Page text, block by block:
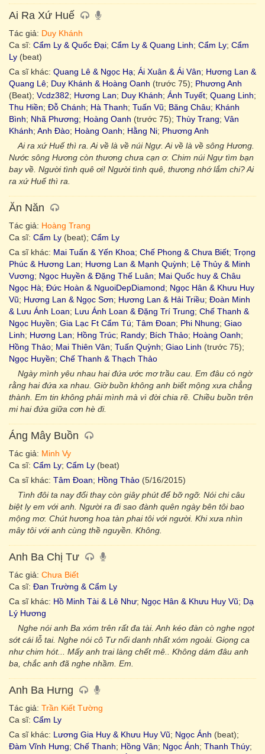
Ai Ra Xứ Huế
Tác giả: Duy Khánh
Ca sĩ: Cẩm Ly & Quốc Đại; Cẩm Ly & Quang Linh; Cẩm Ly; Cẩm
Ly (beat)
Ca sĩ khác: Quang Lê & Ngọc Hạ; Ái Xuân & Ái Vân; Hương Lan &
Quang Lê; Duy Khánh & Hoàng Oanh (trước 75); Phương Anh
(Beat); Vcdz382; Hương Lan; Duy Khánh; Ánh Tuyết; Quang Linh;
Thu Hiền; Đỗ Chánh; Hà Thanh; Tuấn Vũ; Băng Châu; Khánh
Bình; Nhã Phương; Hoàng Oanh (trước 75); Thùy Trang; Vân
Khánh; Anh Đào; Hoàng Oanh; Hằng Ni; Phương Anh
Ai ra xứ Huế thì ra. Ai về là về núi Ngự. Ai về là về sông Hương.
Nước sông Hương còn thương chưa cạn ơ. Chim núi Ngự tìm bạn
bay về. Người tình quê ơi! Người tình quê, thương nhớ lắm chi? Ai
ra xứ Huế thì ra.
Ăn Năn
Tác giả: Hoàng Trang
Ca sĩ: Cẩm Ly (beat); Cẩm Ly
Ca sĩ khác: Mai Tuấn & Yến Khoa; Chế Phong & Chưa Biết; Trọng
Phúc & Hương Lan; Hương Lan & Mạnh Quỳnh; Lệ Thủy & Minh
Vương; Ngọc Huyền & Đặng Thế Luân; Mai Quốc huy & Châu
Ngọc Hà; Đức Hoàn & NguoiDepDiamond; Ngọc Hân & Khưu Huy
Vũ; Hương Lan & Ngọc Sơn; Hương Lan & Hải Triều; Đoàn Minh
& Lưu Ánh Loan; Lưu Ánh Loan & Đặng Trí Trung; Chế Thanh &
Ngọc Huyền; Gia Lạc Ft Cẩm Tú; Tâm Đoan; Phi Nhung; Giao
Linh; Hương Lan; Hồng Trúc; Randy; Bích Thảo; Hoàng Oanh;
Hồng Thảo; Mai Thiên Vân; Tuấn Quỳnh; Giao Linh (trước 75);
Ngọc Huyền; Chế Thanh & Thạch Thảo
Ngày mình yêu nhau hai đứa ước mơ trầu cau. Em đâu có ngờ
rằng hai đứa xa nhau. Giờ buồn không anh biết mộng xưa chẳng
thành. Em tin không phải mình mà vì đời chia rẽ. Chiều buồn trên
mi hai đứa giữa cơn hè đi.
Áng Mây Buồn
Tác giả: Minh Vy
Ca sĩ: Cẩm Ly; Cẩm Ly (beat)
Ca sĩ khác: Tâm Đoan; Hồng Thảo (5/16/2015)
Tình đôi ta nay đổi thay còn giây phút để bỡ ngỡ. Nói chi câu
biệt ly em với anh. Người ra đi sao đành quên ngày bên tôi bao
mộng mơ. Chút hương hoa tàn phai tôi với người. Khi xưa nhìn
mây tôi với anh cùng thề nguyền. Không.
Anh Ba Chị Tư
Tác giả: Chưa Biết
Ca sĩ: Đan Trường & Cẩm Ly
Ca sĩ khác: Hồ Minh Tài & Lê Như; Ngọc Hân & Khưu Huy Vũ; Dạ
Lý Hương
Nghe nói anh Ba xóm trên rất đa tài. Anh kéo đàn cò nghe ngọt
sớt cái lỗ tai. Nghe nói cô Tư nổi danh nhất xóm ngoài. Giọng ca
như chim hót... Mấy anh trai làng chết mê.. Không dám đâu anh
ba, chắc anh đã nghe nhầm. Em.
Anh Ba Hưng
Tác giả: Trần Kiết Tường
Ca sĩ: Cẩm Ly
Ca sĩ khác: Lương Gia Huy & Khưu Huy Vũ; Ngọc Ánh (beat);
Đàm Vĩnh Hưng; Chế Thanh; Hồng Vân; Ngọc Ánh; Thanh Thúy;